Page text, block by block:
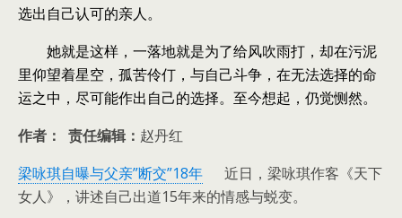
选出自己认可的亲人。
她就是这样，一落地就是为了给风吹雨打，却在污泥
里仰望着星空，孤苦伶仃，与自己斗争，在无法选择的命
运之中，尽可能作出自己的选择。至今想起，仍觉恻然。
作者：
责任编辑： 赵丹红
梁咏琪自曝与父亲”断交”18年 近日，梁咏琪作客《天下
女人》，讲述自己出道15年来的情感与蜕变。